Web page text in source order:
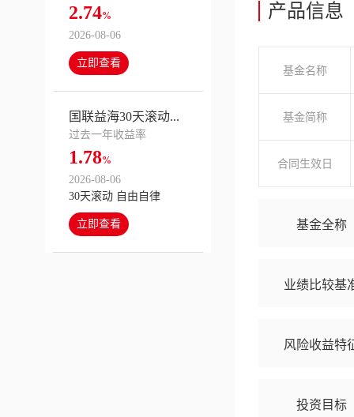
2.74%
2026-08-06
立即查看
国联益海30天滚动...
过去一年收益率
1.78%
2026-08-06
30天滚动 自由自律
立即查看
产品信息
基金名称
基金简称
合同生效日
基金全称
业绩比较基
风险收益特
投资目标